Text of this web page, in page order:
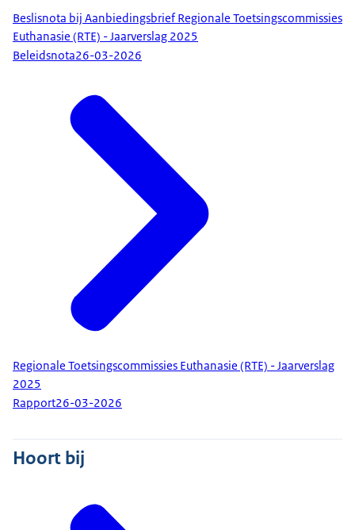
Beslisnota bij Aanbiedingsbrief Regionale Toetsingscommissies
Euthanasie (RTE) - Jaarverslag 2025
Beleidsnota26-03-2026
Regionale Toetsingscommissies Euthanasie (RTE) - Jaarverslag
2025
Rapport26-03-2026
Hoort bij